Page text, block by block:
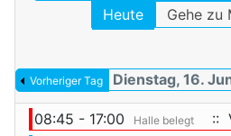
Heute
Gehe zu
Vorheriger Tag Dienstag, 16.
08:45 - 17:00 Halle belegt
::